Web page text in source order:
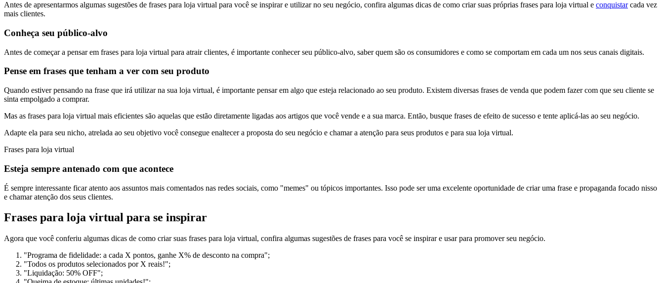
Antes de apresentarmos algumas sugestões de frases para loja virtual para você se inspirar e utilizar no seu negócio, confira algumas dicas de como criar suas próprias frases para loja virtual e conquistarcada vez
mais clientes.
Conheça seu público-alvo
Antes de começar a pensar em frases para loja virtual para atrair clientes, é importante conhecer seu público-alvo, saber quem são os consumidores e como se comportam em cada um nos seus canais digitais.
Pense em frases que tenham a ver com seu produto
Quando estiver pensando na frase que irá utilizar na sua loja virtual, é importante pensar em algo que esteja relacionado ao seu produto. Existem diversas frases de venda que podem fazer com que seu cliente se
sinta empolgado a comprar.
Mas as frases para loja virtual mais eficientes são aquelas que estão diretamente ligadas aos artigos que você vende e a sua marca. Então, busque frases de efeito de sucesso e tente aplicá-las ao seu negócio.
Adapte ela para seu nicho, atrelada ao seu objetivo você consegue enaltecer a proposta do seu negócio e chamar a atenção para seus produtos e para sua loja virtual.
Frases para loja virtual
Esteja sempre antenado com que acontece
É sempre interessante ficar atento aos assuntos mais comentados nas redes sociais, como "memes" ou tópicos importantes. Isso pode ser uma excelente oportunidade de criar uma frase e propaganda focado nisso
e chamar atenção dos seus clientes.
Frases para loja virtual para se inspirar
Agora que você conferiu algumas dicas de como criar suas frases para loja virtual, confira algumas sugestões de frases para você se inspirar e usar para promover seu negócio.
"Programa de fidelidade: a cada X pontos, ganhe X% de desconto na compra";
"Todos os produtos selecionados por X reais!";
"Liquidação: 50% OFF";